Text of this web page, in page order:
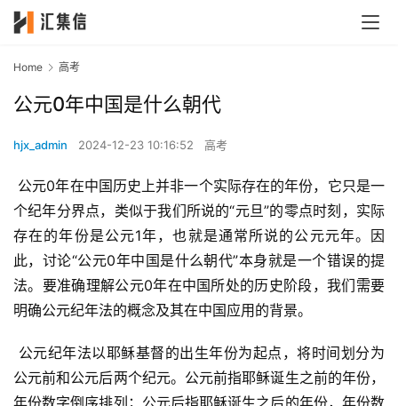
Home 高考
公元0年中国是什么朝代
hjx_admin 2024-12-23 10:16:52 高考
个纪年分界点，类似于我们所说的“元旦”的零点时刻，实际
存在的年份是公元1年，也就是通常所说的公元元年。因
此，讨论“公元0年中国是什么朝代”本身就是一个错误的提
法。要准确理解公元0年在中国所处的历史阶段，我们需要
明确公元纪年法的概念及其在中国应用的背景。
公元前和公元后两个纪元。公元前指耶稣诞生之前的年份，